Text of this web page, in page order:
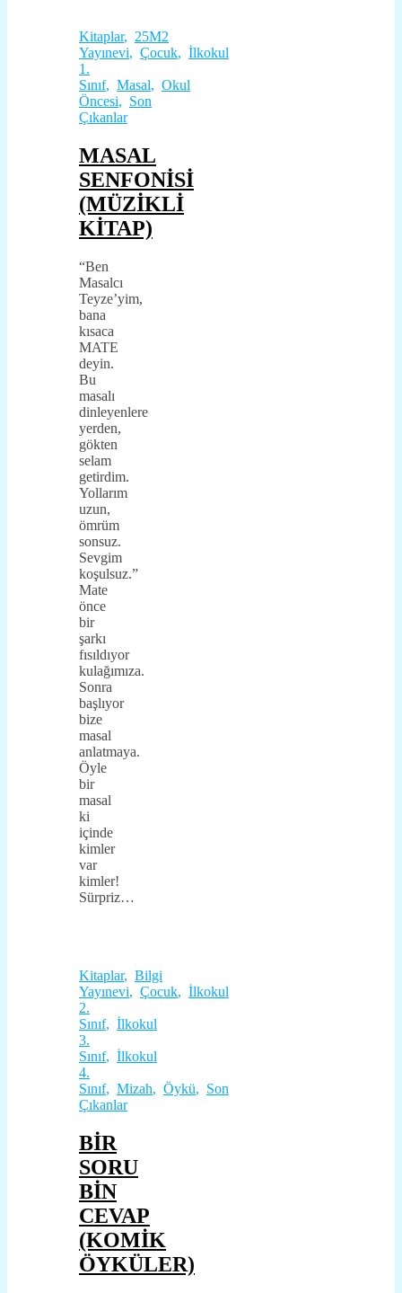
Kitaplar, 25M2
Yayınevi, Çocuk, İlkokul
1.
Sınıf, Masal, Okul
Öncesi, Son
Çıkanlar
MASAL
SENFONİSİ
(MÜZİKLİ
KİTAP)
“Ben
Masalcı
Teyze’yim,
bana
kısaca
MATE
deyin.
Bu
masalı
dinleyenlere
yerden,
gökten
selam
getirdim.
Yollarım
uzun,
ömrüm
sonsuz.
Sevgim
koşulsuz.”
Mate
önce
bir
şarkı
fısıldıyor
kulağımıza.
Sonra
başlıyor
bize
masal
anlatmaya.
Öyle
bir
masal
ki
içinde
kimler
var
kimler!
Sürpriz…
Kitaplar, Bilgi
Yayınevi, Çocuk, İlkokul
2.
Sınıf, İlkokul
3.
Sınıf, İlkokul
4.
Sınıf, Mizah, Öykü, Son
Çıkanlar
BİR
SORU
BİN
CEVAP
(KOMİK
ÖYKÜLER)